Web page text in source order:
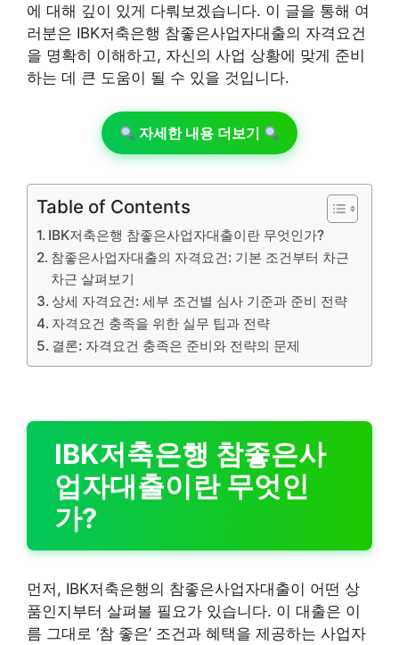
에 대해 깊이 있게 다뤄보겠습니다. 이 글을 통해 여
러분은 IBK저축은행 참좋은사업자대출의 자격요건
을 명확히 이해하고, 자신의 사업 상황에 맞게 준비
하는 데 큰 도움이 될 수 있을 것입니다.
자세한 내용 더보기
Table of Contents
IBK저축은행 참좋은사업자대출이란 무엇인가?
참좋은사업자대출의 자격요건: 기본 조건부터 차근
차근 살펴보기
상세 자격요건: 세부 조건별 심사 기준과 준비 전략
자격요건 충족을 위한 실무 팁과 전략
결론: 자격요건 충족은 준비와 전략의 문제
IBK저축은행 참좋은사
업자대출이란 무엇인
가?
먼저, IBK저축은행의 참좋은사업자대출이 어떤 상
품인지부터 살펴볼 필요가 있습니다. 이 대출은 이
름 그대로 ‘참 좋은’ 조건과 혜택을 제공하는 사업자